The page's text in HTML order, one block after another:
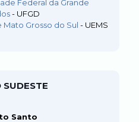
Federal da Grande
- UFGD
Grosso do Sul - UEMS
SUDESTE
Santo